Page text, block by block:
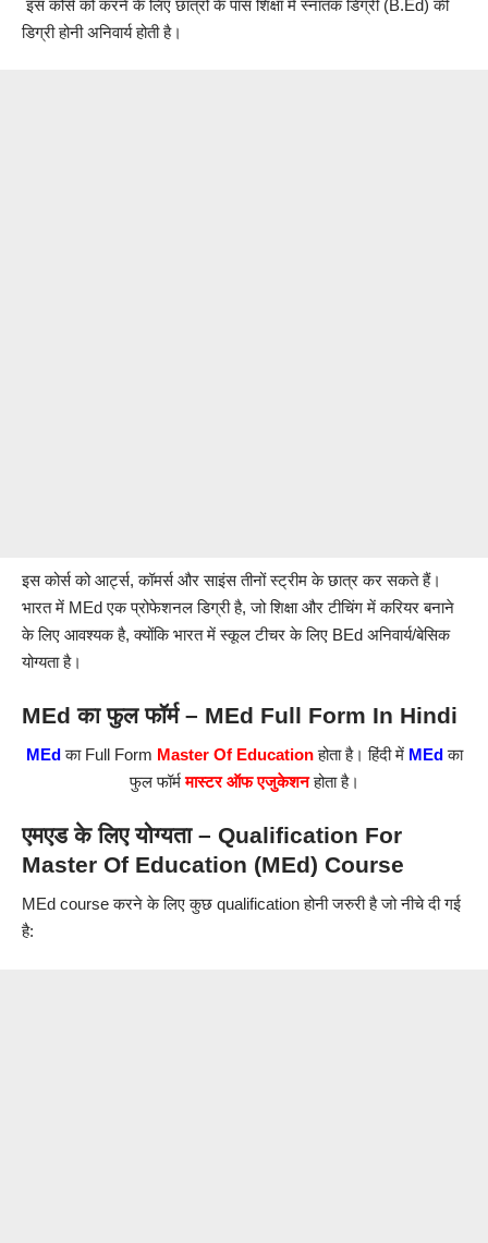
इस कोर्स को करने के लिए छात्रों के पास शिक्षा में स्नातक डिग्री (B.Ed) की
डिग्री होनी अनिवार्य होती है।
इस कोर्स को आर्ट्स, कॉमर्स और साइंस तीनों स्ट्रीम के छात्र कर सकते हैं।
भारत में MEd एक प्रोफेशनल डिग्री है, जो शिक्षा और टीचिंग में करियर बनाने
के लिए आवश्यक है, क्योंकि भारत में स्कूल टीचर के लिए BEd अनिवार्य/बेसिक
योग्यता है।
MEd का फुल फॉर्म – MEd Full Form In Hindi
MEdका Full Form Master Of Education होता है। हिंदी मेंMEdका
फुल फॉर्ममास्टर ऑफ एजुकेशन होता है।
एमएड के लिए योग्यता – Qualification For
Master Of Education (MEd) Course
MEd course करने के लिए कुछ qualification होनी जरुरी है जो नीचे दी गई
है: